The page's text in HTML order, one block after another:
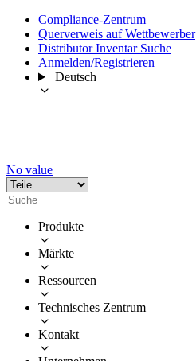
Compliance-Zentrum
Querverweis auf Wettbewerber
Distributor Inventar Suche
Anmelden/Registrieren
Deutsch
No value
Produkte
Märkte
Ressourcen
Technisches Zentrum
Kontakt